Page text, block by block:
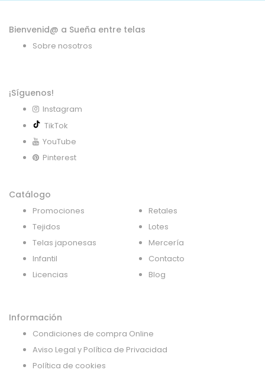
Bienvenid@ a Sueña entre telas
Sobre nosotros
¡Síguenos!
Instagram
TikTok
YouTube
Pinterest
Catálogo
Promociones
Tejidos
Telas japonesas
Infantil
Licencias
Retales
Lotes
Mercería
Contacto
Blog
Información
Condiciones de compra Online
Aviso Legal y Política de Privacidad
Política de cookies